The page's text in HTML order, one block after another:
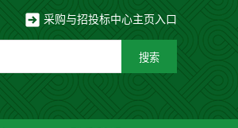
采购与招投标中心主页入口